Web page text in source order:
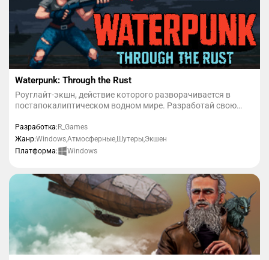
Waterpunk: Through the Rust
Роуглайт-экшн, действие которого разворачивается в
постапокалиптическом водном мире. Разработай свою
а какие - ночью!
Разработка: R_Games
Жанр:Windows,Атмосферные,Шутеры,Экшен
Платформа:
Windows